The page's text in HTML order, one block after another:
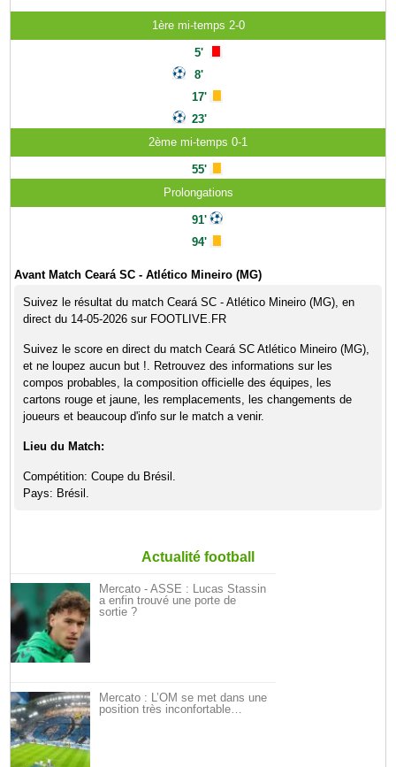
1ère mi-temps 2-0
5'
8'
17'
23'
2ème mi-temps 0-1
55'
Prolongations
91'
94'
Avant Match Ceará SC - Atlético Mineiro (MG)
Suivez le résultat du match Ceará SC - Atlético Mineiro (MG), en
direct du 14-05-2026 sur FOOTLIVE.FR
Suivez le score en direct du match Ceará SC Atlético Mineiro (MG),
et ne loupez aucun but !. Retrouvez des informations sur les
compos probables, la composition officielle des équipes, les
cartons rouge et jaune, les remplacements, les changements de
joueurs et beaucoup d'info sur le match a venir.
Lieu du Match:
Compétition: Coupe du Brésil.
Pays: Brésil.
Actualité football
Mercato - ASSE : Lucas Stassin
a enfin trouvé une porte de
sortie ?
Mercato : L’OM se met dans une
position très inconfortable…